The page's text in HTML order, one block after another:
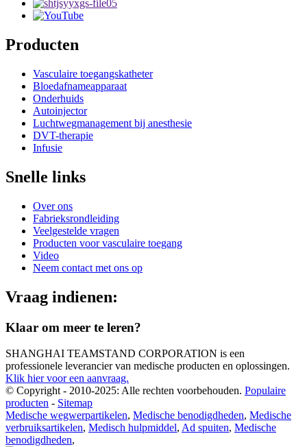
Producten
Vasculaire toegangskatheter
Bloedafnameapparaat
Onderhuids
Autoinjector
Luchtwegmanagement bij anesthesie
DVT-therapie
Infusie
Snelle links
Over ons
Fabrieksrondleiding
Veelgestelde vragen
Producten voor vasculaire toegang
Video
Neem contact met ons op
Vraag indienen:
Klaar om meer te leren?
SHANGHAI TEAMSTAND CORPORATION is een
professionele leverancier van medische producten en oplossingen.
Klik hier voor een aanvraag.
© Copyright - 2010-2025: Alle rechten voorbehouden. Populaire
producten - Sitemap
Medische wegwerpartikelen, Medische benodigdheden, Medische
verbruiksartikelen, Medisch hulpmiddel, Ad spuiten, Medische
benodigdheden,